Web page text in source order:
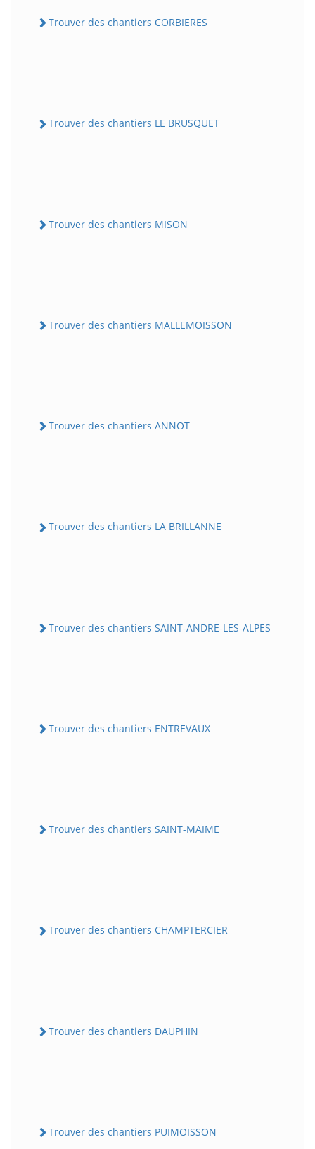
Trouver des chantiers CORBIERES
Trouver des chantiers LE BRUSQUET
Trouver des chantiers MISON
Trouver des chantiers MALLEMOISSON
Trouver des chantiers ANNOT
Trouver des chantiers LA BRILLANNE
Trouver des chantiers SAINT-ANDRE-LES-ALPES
Trouver des chantiers ENTREVAUX
Trouver des chantiers SAINT-MAIME
Trouver des chantiers CHAMPTERCIER
Trouver des chantiers DAUPHIN
Trouver des chantiers PUIMOISSON